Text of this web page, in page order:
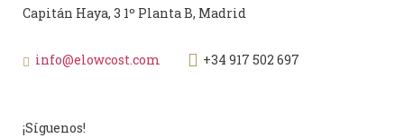
Capitán Haya, 3 1º Planta B, Madrid
info@elowcost.com +34 917 502 697
¡Síguenos!